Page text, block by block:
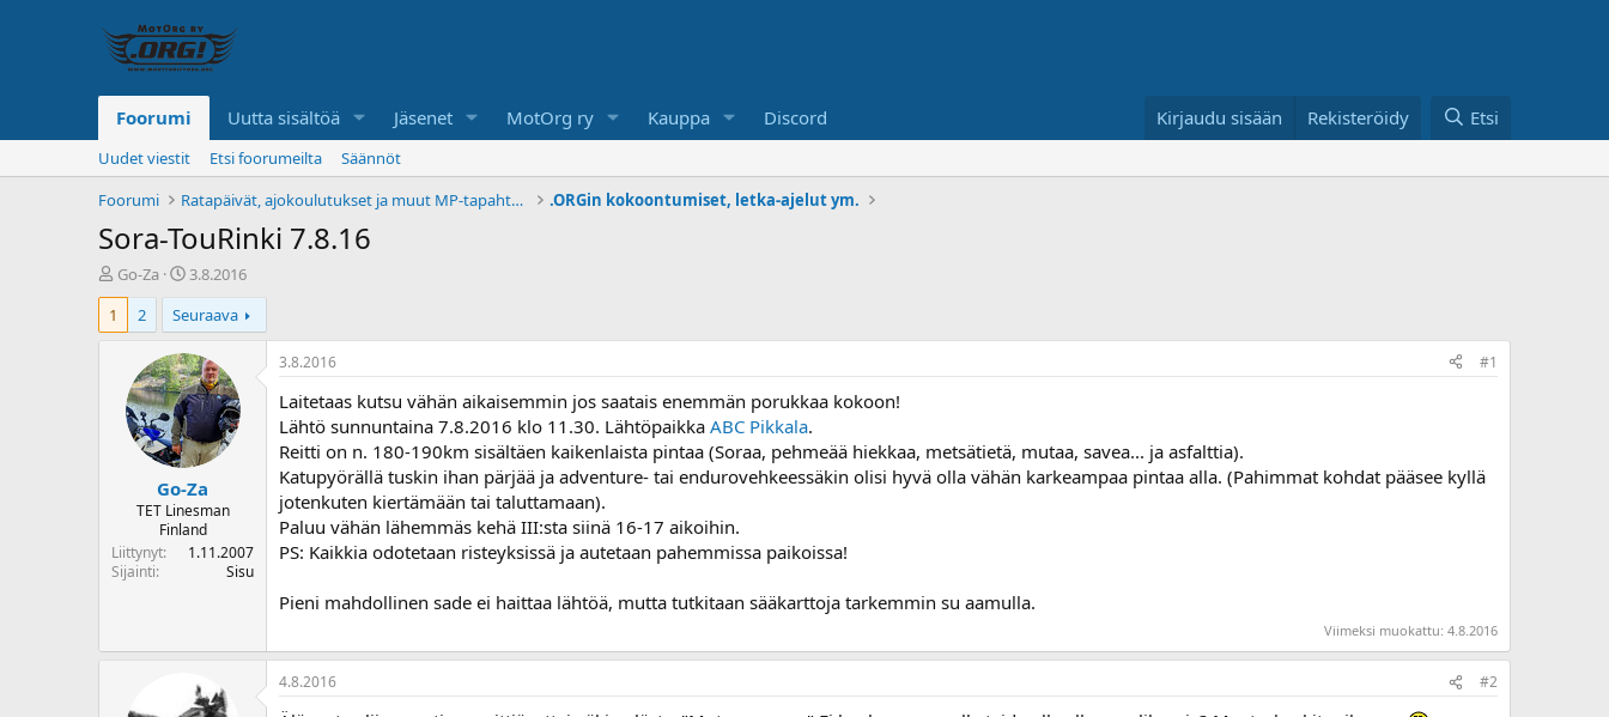
Foorumi Uutta sisältöä Jäsenet MotOrg ry Kauppa Discord Kirjaudu sisään Rekisteröidy Etsi
Uudet viestit Etsi foorumeilta
Säännöt
Foorumi
Ratapäivät, ajokoulutukset ja muut MP-tapahtumat .ORGin kokoontumiset, letka-ajelut ym.
Sora-TouRinki 7.8.16
K
e
k
o
i
Go-Za
A
l
o
i
t
u
s
p
ä
i
v
ä
3.8.2016
1
2 Seuraava
Go-Za
TET Linesman
Finland
Liittynyt
1.11.2007
Sijainti
Sisu
3.8.2016 #1
Laitetaas kutsu vähän aikaisemmin jos saatais enemmän porukkaa kokoon!
Lähtö sunnuntaina 7.8.2016 klo 11.30. Lähtöpaikka ABC Pikkala.
Reitti on n. 180-190km sisältäen kaikenlaista pintaa (Soraa, pehmeää hiekkaa, metsätietä, mutaa, savea... ja asfalttia).
Katupyörällä tuskin ihan pärjää ja adventure- tai endurovehkeessäkin olisi hyvä olla vähän karkeampaa pintaa alla. (Pahimmat kohdat pääsee kyllä
jotenkuten kiertämään tai taluttamaan).
Paluu vähän lähemmäs kehä III:sta siinä 16-17 aikoihin.
PS: Kaikkia odotetaan risteyksissä ja autetaan pahemmissa paikoissa!
Pieni mahdollinen sade ei haittaa lähtöä, mutta tutkitaan sääkarttoja tarkemmin su aamulla.
Viimeksi muokattu: 4.8.2016
4.8.2016 #2